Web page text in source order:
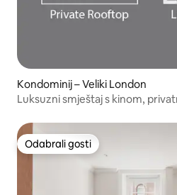
Kondominij – Veliki London
Luksuzni smještaj s kinom,
Odabrali gosti
Odabrali gosti